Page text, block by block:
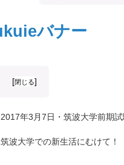
[閉じる]
2017年3月7日・筑波大学前期
筑波大学での新生活にむけて！